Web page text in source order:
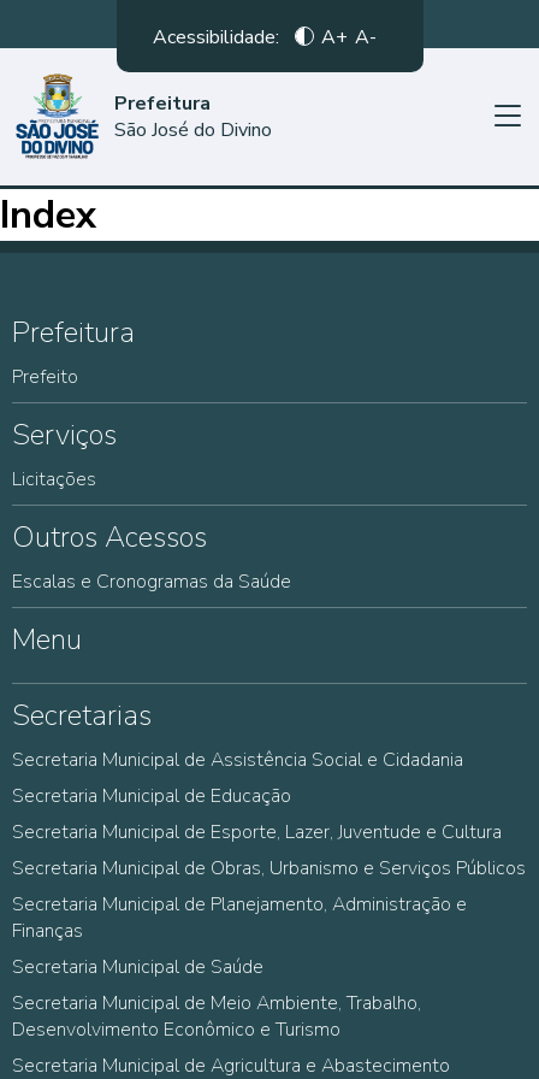
Acessibilidade: A+ A-
Prefeitura
São José do Divino
Index
Prefeitura
Prefeito
Serviços
Licitações
Outros Acessos
Escalas e Cronogramas da Saúde
Menu
Secretarias
Secretaria Municipal de Assistência Social e Cidadania
Secretaria Municipal de Educação
Secretaria Municipal de Esporte, Lazer, Juventude e Cultura
Secretaria Municipal de Obras, Urbanismo e Serviços Públicos
Secretaria Municipal de Planejamento, Administração e
Finanças
Secretaria Municipal de Saúde
Secretaria Municipal de Meio Ambiente, Trabalho,
Desenvolvimento Econômico e Turismo
Secretaria Municipal de Agricultura e Abastecimento